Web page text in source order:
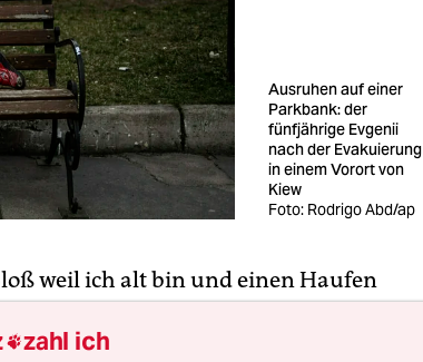
Ausruhen auf einer
Parkbank: der
fünfjährige Evgenii
nach der Evakuierung
in einem Vorort von
Kiew
Foto: Rodrigo Abd/ap
weil ich alt bin und einen Haufen
ich mehr darüber weiß, warum es so
zahl ich